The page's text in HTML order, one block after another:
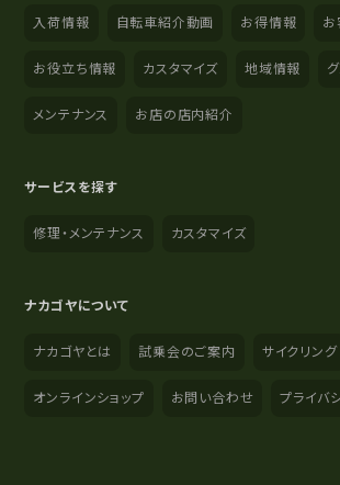
入荷情報 自転車紹介動画 お得情報 お
お役立ち情報 カスタマイズ 地域情報
メンテナンス お店の店内紹介
サービスを探す
修理・メンテナンス カスタマイズ
ナカゴヤについて
ナカゴヤとは 試乗会のご案内 サイクリング
オンラインショップ お問い合わせ プライバ